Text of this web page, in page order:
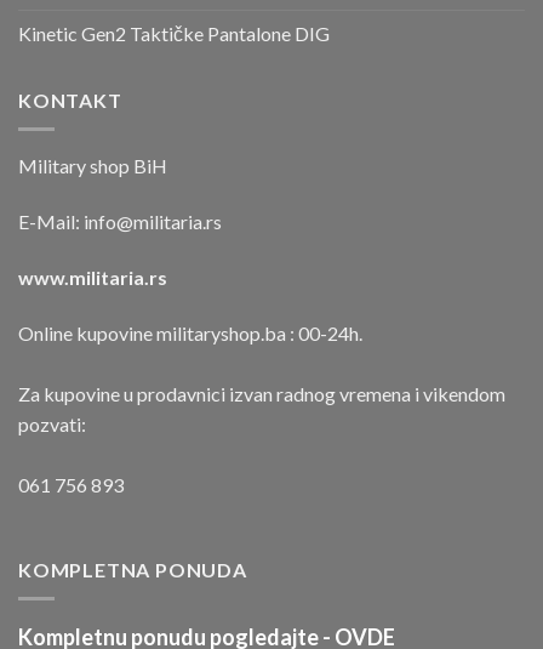
Kinetic Gen2 Taktičke Pantalone DIG
KONTAKT
Military shop BiH
E-Mail: info@militaria.rs
www.militaria.rs
Online kupovine militaryshop.ba : 00-24h.
Za kupovine u prodavnici izvan radnog vremena i vikendom
pozvati:
061 756 893
KOMPLETNA PONUDA
Kompletnu ponudu pogledajte - OVDE